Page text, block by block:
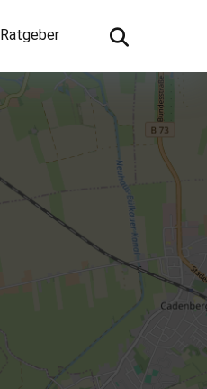
Ratgeber